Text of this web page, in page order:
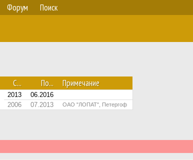
Форум Поиск
С... По... Примечание
2013 06.2016
2006 07.2013 ОАО "ЛОПАТ", Петергоф